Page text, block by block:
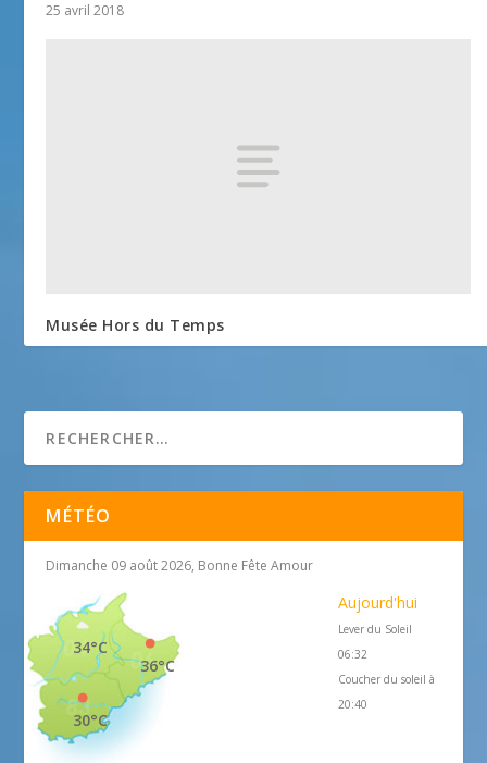
25 avril 2018
Musée Hors du Temps
1 janvier 2018
MÉTÉO
Dimanche 09 août 2026, Bonne Fête Amour
36°C
34°C
30°C
Aujourd'hui
Lever du Soleil
06:32
Coucher du soleil à
20:40